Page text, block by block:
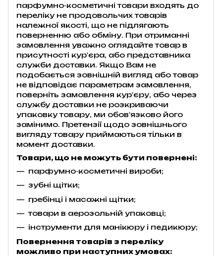
парфумно-косметичні товари входять до
переліку не продовольчих товарів
належної якості, що не підлягають
поверненню або обміну. При отриманні
замовлення уважно оглядайте товар в
присутності кур'єра, або представника
служби доставки. Якщо Вам не
подобається зовнішній вигляд або товар
не відповідає параметрам замовлення,
поверніть замовлення кур'єру, або через
службу доставки не розкриваючи
упаковку товару, ми обов'язково його
замінимо. Претензії щодо зовнішнього
вигляду товару приймаються тільки в
момент доставки.
Товари, що не можуть бути повернені:
парфумно-косметичні вироби;
зубні щітки;
гребінці і масажні щітки;
товари в аерозольній упаковці;
інструменти для манікюру і педикюру;
Повернення товарів з переліку
можливо при наступних умовах: